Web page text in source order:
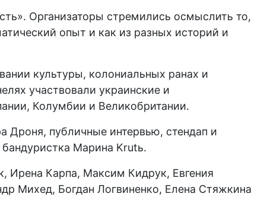
Организаторы стремились осмыслить то,
опыт и как из разных историй и
культуры, колониальных ранах и
участвовали украинские и
Колумбии и Великобритании.
Дроня, публичные интервью, стендап и
Марина Krutь.
Ирена Карпа, Максим Кидрук, Евгения
Михед, Богдан Логвиненко, Елена Стяжкина